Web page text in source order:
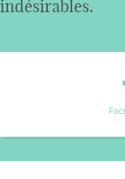
indésirables.